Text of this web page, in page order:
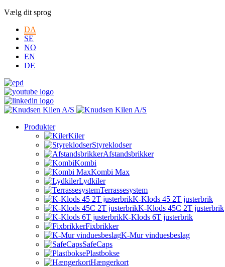
Vælg dit sprog
DA
SE
NO
EN
DE
Produkter
Kiler
Styreklodser
Afstandsbrikker
Kombi
Kombi Max
Lydkiler
Terrassesystem
K-Klods 45 2T justerbrik
K-Klods 45C 2T justerbrik
K-Klods 6T justerbrik
Fixbrikker
K-Mur vinduesbeslag
SafeCaps
Plastbokse
Hængerkort